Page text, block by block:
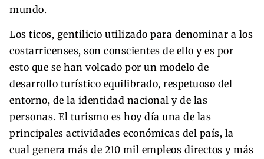
mundo.
Los ticos, gentilicio utilizado para denominar a los
costarricenses, son conscientes de ello y es por
esto que se han volcado por un modelo de
desarrollo turístico equilibrado, respetuoso del
entorno, de la identidad nacional y de las
personas. El turismo es hoy día una de las
principales actividades económicas del país, la
cual genera más de 210 mil empleos directos y más